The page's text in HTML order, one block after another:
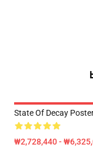
State Of Decay
₩2,728,440 -